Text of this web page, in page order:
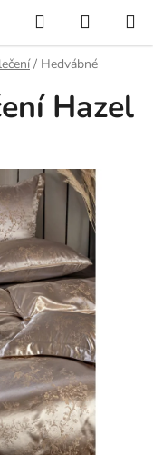
Hledat
KOŠÍK
/ Hedvábné
Hazel